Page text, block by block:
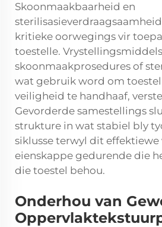
Skoonmaakbaarheid en
kritieke oorwegings vir
toestelle.
skoonmaakprosedures of
wat gebruik word om
veiligheid te handhaaf,
Gevorderde samestellings
strukture in wat stabiel bly
siklusse terwyl dit effektiewe
eienskappe gedurende die
die toestel behou.
Onderhou van